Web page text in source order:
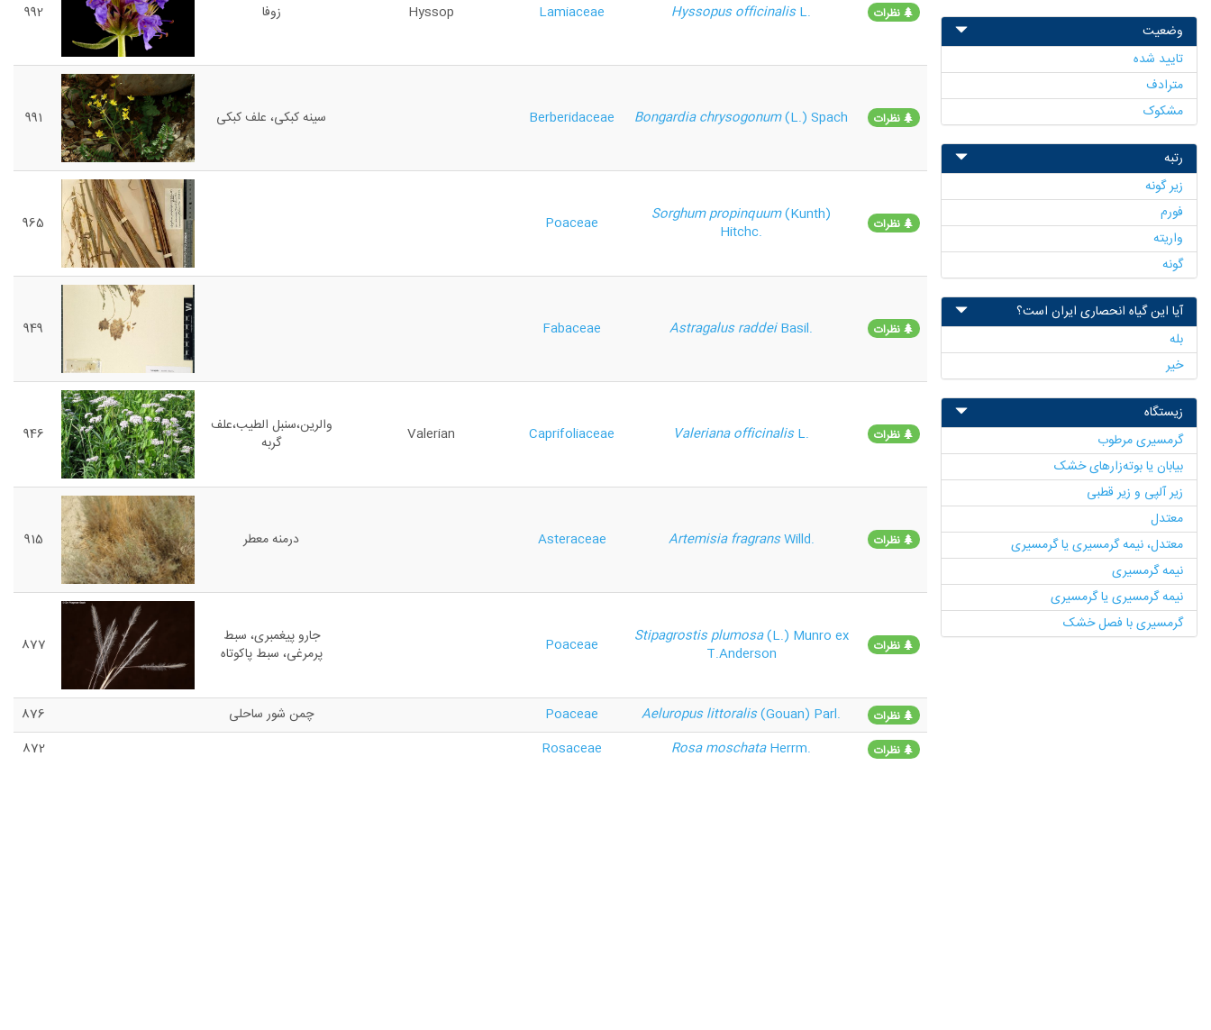
وضعیت
تایید شده
مترادف
مشکوک
رتبه
زیر گونه
فورم
واریته
گونه
آیا این گیاه انحصاری ایران است؟
بله
خیر
زیستگاه
گرمسیری مرطوب
بیابان یا بوته‌زارهای خشک
زیر آلپی و زیر قطبی
معتدل
معتدل، نیمه گرمسیری یا گرمسیری
نیمه ‌گرمسیری
نیمه‌ گرمسیری یا گرمسیری
گرمسیری با فصل خشک
نظرات Hyssopus officinalisL.
Lamiaceae
Hyssop زوفا 992
نظرات Bongardia chrysogonum(L.) Spach
Berberidaceae سینه کبکی، علف کبکی 991
نظرات Sorghum propinquum(Kunth)
Hitchc.
Poaceae
965
نظرات Astragalus raddeiBasil.
Fabaceae
949
نظرات Valeriana officinalisL.
Caprifoliaceae
Valerian
والرین،سنبل الطیب،علف
گربه
946
نظرات Artemisia fragransWilld.
Asteraceae درمنه معطر 915
نظرات Stipagrostis plumosa(L.) Munro ex
T.Anderson
Poaceae
جارو پیغمبری، سبط
پرمرغی، سبط پاکوتاه
877
نظرات Aeluropus littoralis(Gouan) Parl.
Poaceae چمن شور ساحلی 876
نظرات Rosa moschataHerrm.
Rosaceae
872